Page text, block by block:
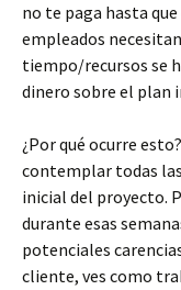
no te paga hasta
empleados
tiempo/recursos se
dinero sobre el plan
¿Por qué ocurre
contemplar todas
inicial del proyecto.
durante esas
potenciales
cliente, ves como